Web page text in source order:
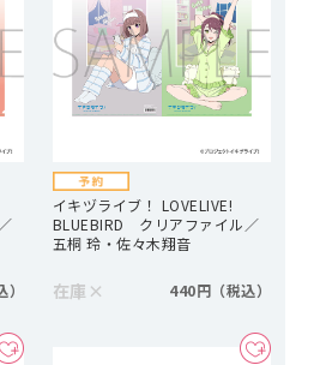
イキヅライブ！ LOVELIVE!
BLUEBIRD クリアファイル／
五桐 玲・佐々木翔音
在庫 × 440円